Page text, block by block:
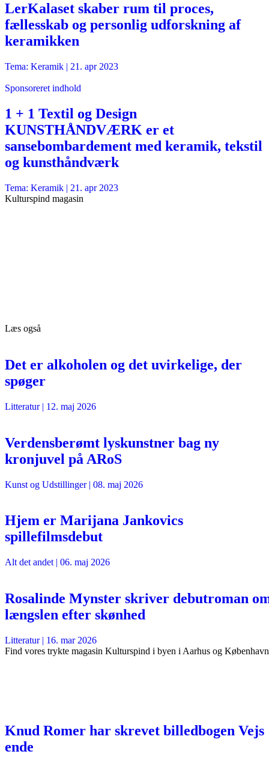
LerKalaset skaber rum til proces,
fællesskab og personlig udforskning af
keramikken
Tema: Keramik | 21. apr 2023
Sponsoreret indhold
1 + 1 Textil og Design
KUNSTHÅNDVÆRK er et
sansebombardement med keramik, tekstil
og kunsthåndværk
Tema: Keramik | 21. apr 2023
Kulturspind magasin
Læs også
Det er alkoholen og det uvirkelige, der
spøger
Litteratur| 12. maj 2026
Verdensberømt lyskunstner bag ny
kronjuvel på ARoS
Kunst og Udstillinger| 08. maj 2026
Hjem er Marijana Jankovics
spillefilmsdebut
Alt det andet | 06. maj 2026
Rosalinde Mynster skriver debutroman
længslen efter skønhed
Litteratur| 16. mar 2026
Find vores trykte magasin Kulturspind i byen i Aarhus og København
Knud Romer har skrevet billedbogen Vejs
ende